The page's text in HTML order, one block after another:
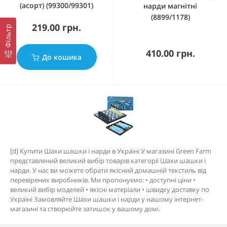
Фільтр
(асорт) (99300/99301)
219.00 грн.
До кошика
нарди магнітні
(8899/1178)
410.00 грн.
[d] Купити Шахи шашки і нарди в Україні У магазині Green Farm
представлений великий вибір товарів категорії Шахи шашки і
нарди. У нас ви можете обрати якісний домашній текстиль від
перевірених виробників. Ми пропонуємо: • доступні ціни •
великий вибір моделей • якісні матеріали • швидку доставку по
Україні Замовляйте Шахи шашки і нарди у нашому інтернет-
магазині та створюйте затишок у вашому домі.